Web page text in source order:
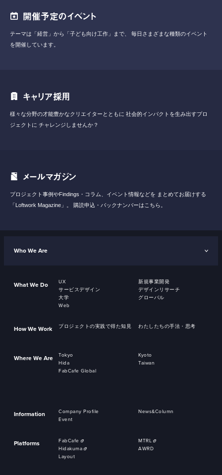
開催予定のイベント
テーマは「経営」から「子ども向け工作」まで、
毎日さまざまな種類のイベント
を開催しています。
キャリア採用
様々な分野の才能豊かなクリエイターとともに 社会的インパクトを生み出すプロ
ジェクトに チャレンジしませんか？
メールマガジン
プロジェクト事例やFindings・コラム、イベント情報などを まとめてお届けする
「Loftwork Magazine」。
購読申込・バックナンバーはこちら。
Who We Are
What We Do UX
新規事業開発
サービスデザイン
デザインリサーチ
大学
グローバル
Web
How We Work プロジェクトの実践で得た知見 わたしたちの手法・思考
Where We Are Tokyo
Kyoto
Hida
Taiwan
FabCafe Global
Information Company Profile
News&Column
Event
Platforms FabCafe
MTRL
Hidakuma
AWRD
Layout